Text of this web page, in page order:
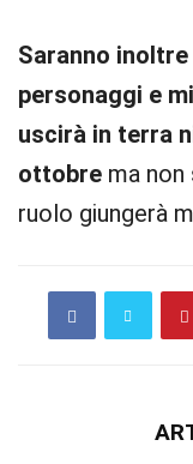
Saranno
personaggi e
uscirà in terra
ottobre ma
ruolo giungerà